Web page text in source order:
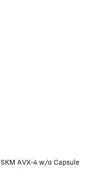
SKM AVX-4 w/o Capsule